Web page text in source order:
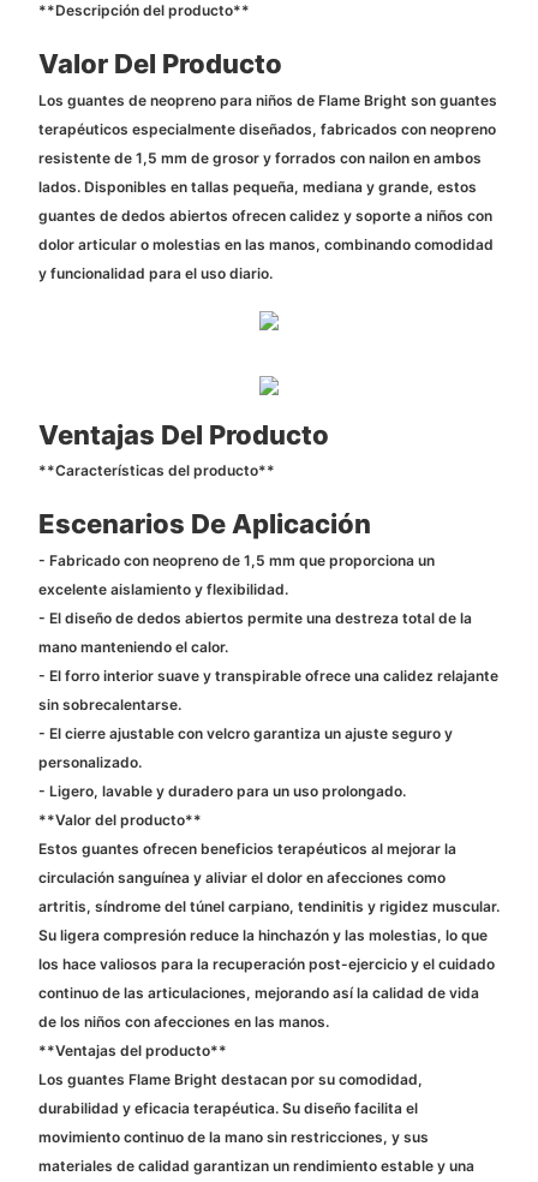
**Descripción del producto**
Valor Del Producto
Los guantes de neopreno para niños de Flame Bright son guantes
terapéuticos especialmente diseñados, fabricados con neopreno
resistente de 1,5 mm de grosor y forrados con nailon en ambos
lados. Disponibles en tallas pequeña, mediana y grande, estos
guantes de dedos abiertos ofrecen calidez y soporte a niños con
dolor articular o molestias en las manos, combinando comodidad
y funcionalidad para el uso diario.
Ventajas Del Producto
**Características del producto**
Escenarios De Aplicación
- Fabricado con neopreno de 1,5 mm que proporciona un
excelente aislamiento y flexibilidad.
- El diseño de dedos abiertos permite una destreza total de la
mano manteniendo el calor.
- El forro interior suave y transpirable ofrece una calidez relajante
sin sobrecalentarse.
- El cierre ajustable con velcro garantiza un ajuste seguro y
personalizado.
- Ligero, lavable y duradero para un uso prolongado.
**Valor del producto**
Estos guantes ofrecen beneficios terapéuticos al mejorar la
circulación sanguínea y aliviar el dolor en afecciones como
artritis, síndrome del túnel carpiano, tendinitis y rigidez muscular.
Su ligera compresión reduce la hinchazón y las molestias, lo que
los hace valiosos para la recuperación post-ejercicio y el cuidado
continuo de las articulaciones, mejorando así la calidad de vida
de los niños con afecciones en las manos.
**Ventajas del producto**
Los guantes Flame Bright destacan por su comodidad,
durabilidad y eficacia terapéutica. Su diseño facilita el
movimiento continuo de la mano sin restricciones, y sus
materiales de calidad garantizan un rendimiento estable y una